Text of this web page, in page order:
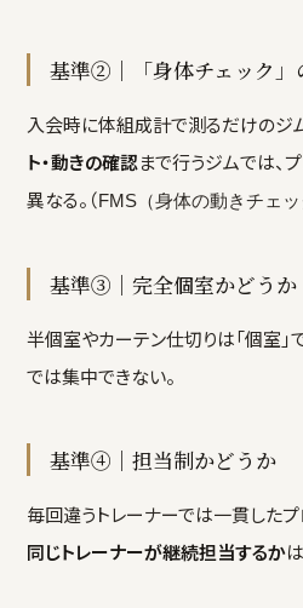
基準②｜「身体チェック」
入会時に体組成計で測るだけのジム
ト・動きの確認まで行うジムでは、
異なる。（FMS（身体の動きチェ
基準③｜完全個室かどうか
半個室やカーテン仕切りは「個室」
では集中できない。
基準④｜担当制かどうか
毎回違うトレーナーでは一貫した
同じトレーナーが継続担当するか